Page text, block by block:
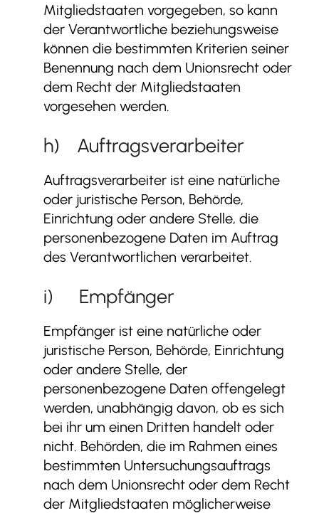
Mitgliedstaaten vorgegeben, so kann
der Verantwortliche beziehungsweise
können die bestimmten Kriterien seiner
Benennung nach dem Unionsrecht oder
dem Recht der Mitgliedstaaten
vorgesehen werden.
h) Auftragsverarbeiter
Auftragsverarbeiter ist eine natürliche
oder juristische Person, Behörde,
Einrichtung oder andere Stelle, die
personenbezogene Daten im Auftrag
des Verantwortlichen verarbeitet.
i) Empfänger
Empfänger ist eine natürliche oder
juristische Person, Behörde, Einrichtung
oder andere Stelle, der
personenbezogene Daten offengelegt
werden, unabhängig davon, ob es sich
bei ihr um einen Dritten handelt oder
nicht. Behörden, die im Rahmen eines
bestimmten Untersuchungsauftrags
nach dem Unionsrecht oder dem Recht
der Mitgliedstaaten möglicherweise